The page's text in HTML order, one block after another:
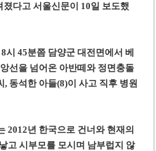
주당 3,000동 지급
·절차 명확화
졌다고 서울신문이 10일 보도했
45분쯤 담양군 대전면에서 베
선을 넘어온 아반떼와 정면충돌
동석한 아들(8)이 사고 직후 병원
2012년 한국으로 건너와 현재의
고 시부모를 모시며 남부럽지 않